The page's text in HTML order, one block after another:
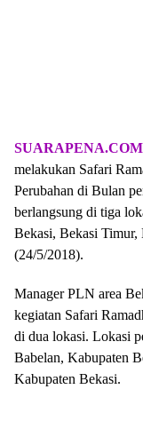
SUARAPENA.COM
melakukan Safari
Perubahan di Bulan
berlangsung di tiga
Bekasi, Bekasi
(24/5/2018).
Manager PLN area
kegiatan Safari
di dua lokasi. Lokasi
Babelan, Kabupaten
Kabupaten Bekasi.